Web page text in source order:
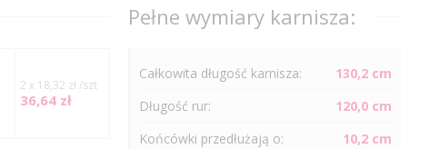
2 x 18,32 zł /szt
36,64 zł
Pełne wymiary karnisza:
Całkowita długość karnisza:
130,2 cm
Długość rur:
120,0 cm
Końcówki przedłużają o:
10,2 cm